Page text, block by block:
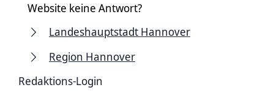
Website keine Antwort?
Landeshauptstadt Hannover
Region Hannover
Redaktions-Login